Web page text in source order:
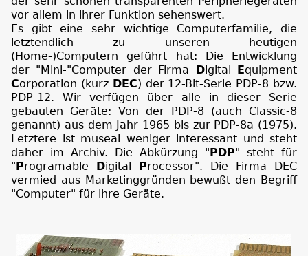
vor allem in ihrer Funktion sehenswert.
Es gibt eine sehr wichtige Computerfamilie, die
letztendlich zu unseren heutigen
(Home-)Computern geführt hat: Die Entwicklung
der "Mini-"Computer der Firma Digital Equipment
Corporation (kurz DEC) der 12-Bit-Serie PDP-8 bzw.
PDP-12. Wir verfügen über alle in dieser Serie
gebauten Geräte: Von der PDP-8 (auch Classic-8
genannt) aus dem Jahr 1965 bis zur PDP-8a (1975).
Letztere ist museal weniger interessant und steht
daher im Archiv. Die Abkürzung "PDP" steht für
"Programable Digital Processor". Die Firma DEC
vermied aus Marketinggründen bewußt den Begriff
"Computer" für ihre Geräte.